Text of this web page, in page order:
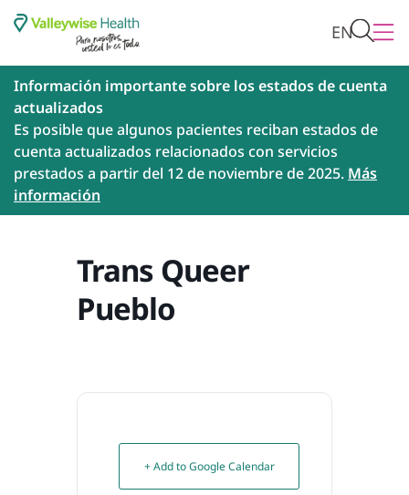
EN
Información importante sobre los estados de cuenta
actualizados
Es posible que algunos pacientes reciban estados de
cuenta actualizados relacionados con servicios
prestados a partir del 12 de noviembre de 2025. Más
información
Trans Queer
Pueblo
+ Add to Google Calendar